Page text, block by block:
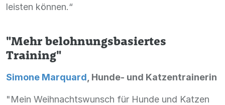
leisten können.“
"Mehr belohnungsbasiertes
Training"
Simone Marquard , Hunde- und Katzentrainerin
"Mein Weihnachtswunsch für Hunde und Katzen